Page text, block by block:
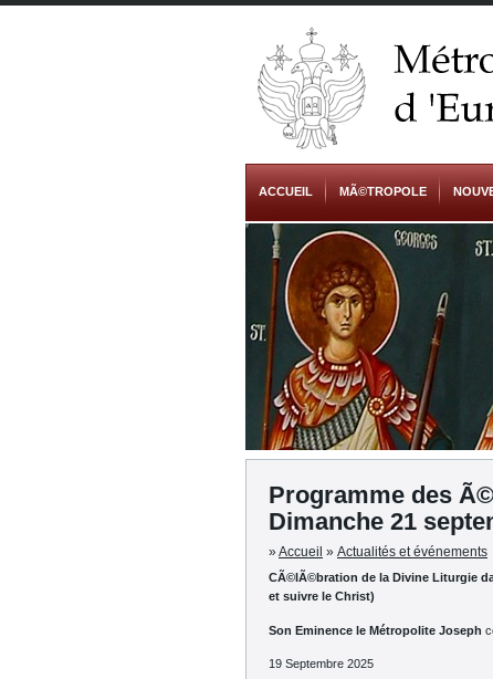
ACCUEIL MÃ©TROPOLE
Programme des
Dimanche 21
»Accueil » Actualités et événements
CÃ©lÃ©bration de la Divine Liturgie
et suivre le Christ)
Son Eminence le Métropolite Joseph
19 Septembre 2025